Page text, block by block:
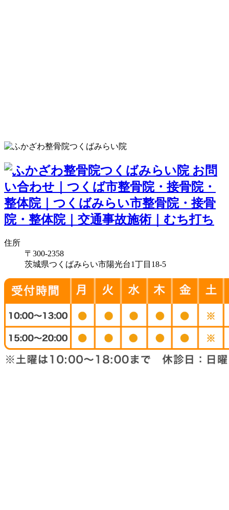
住所
〒300-2358
茨城県つくばみらい市陽光台1丁目18-5